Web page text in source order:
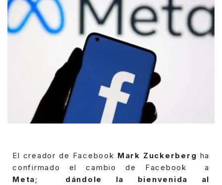
El creador de Facebook Mark Zuckerberg ha
confirmado el cambio de Facebook a
Meta;
dándole la bienvenida al